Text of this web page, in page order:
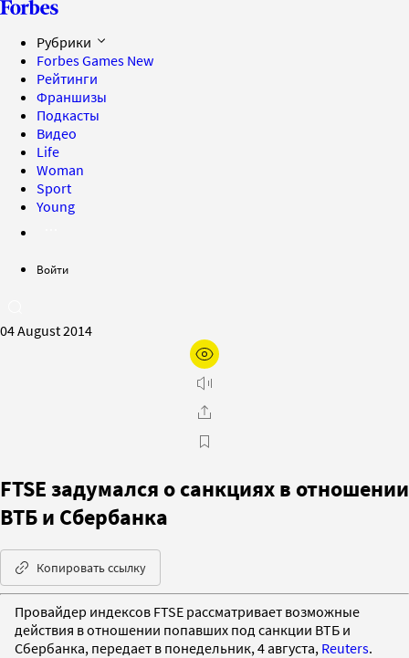
Рубрики
Forbes Games New
Рейтинги
Франшизы
Подкасты
Видео
Life
Woman
Sport
Young
Войти
04 August 2014
FTSE задумался о санкциях в отношении
ВТБ и Сбербанка
Копировать ссылку
Провайдер индексов FTSE рассматривает возможные
действия в отношении попавших под санкции ВТБ и
Сбербанка, передает в понедельник, 4 августа, Reuters.